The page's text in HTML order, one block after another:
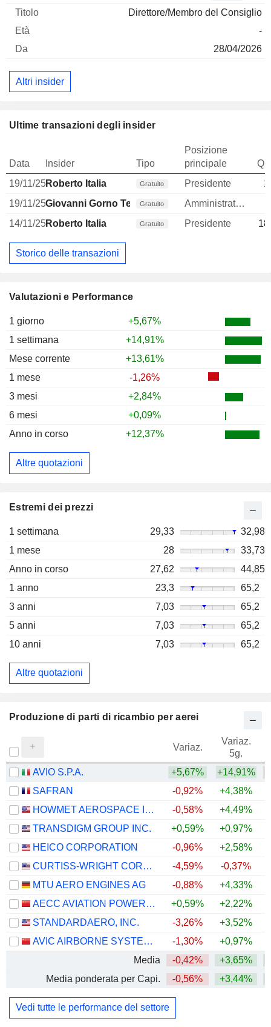
Valutazioni e Performance
1 giorno
+5,67%
1 settimana
+14,91%
Mese corrente
+13,61%
1 mese
-1,26%
3 mesi
+2,84%
6 mesi
+0,09%
Anno in corso
+12,37%
Altre quotazioni
Estremi dei prezzi
1 settimana 29,33
32,98
1 mese
28
33,73
Anno in corso
27,62
44,85
1 anno
23,3
65,2
3 anni
7,03
65,2
5 anni
7,03
65,2
10 anni
7,03 65,2
Altre quotazioni
Direttore/Membro del Consiglio
-
28/04/2026
Altri insider
Ultime transazioni degli insider
Data Insider Tipo
Posizione
principale
19/11/25Roberto Italia Gratuito Presidente
19/11/25Giovanni Gorno Tempini
Gratuito Amministratore
14/11/25Roberto Italia Gratuito Presidente
Storico delle transazioni
Produzione di parti di ricambio per aerei
Variaz.
Variaz.
5g.
AVIO S.P.A. +5,67% +14,91%
SAFRAN
-0,92% +4,38%
HOWMET AEROSPACE INC.
-0,58% +4,49%
TRANSDIGM GROUP INC.
+0,59% +0,97%
HEICO CORPORATION
-0,96% +2,58%
CURTISS-WRIGHT CORPORATION
-4,59% -0,37%
MTU AERO ENGINES AG
-0,88% +4,33%
AECC AVIATION POWER CO.,LTD
+0,59% +2,22%
STANDARDAERO, INC.
-3,26% +3,52%
AVIC AIRBORNE SYSTEMS CO., LTD.
-1,30% +0,97%
Media
-0,42% +3,65%
Media ponderata per Capi.
-0,56% +3,44%
Vedi tutte le performance del settore